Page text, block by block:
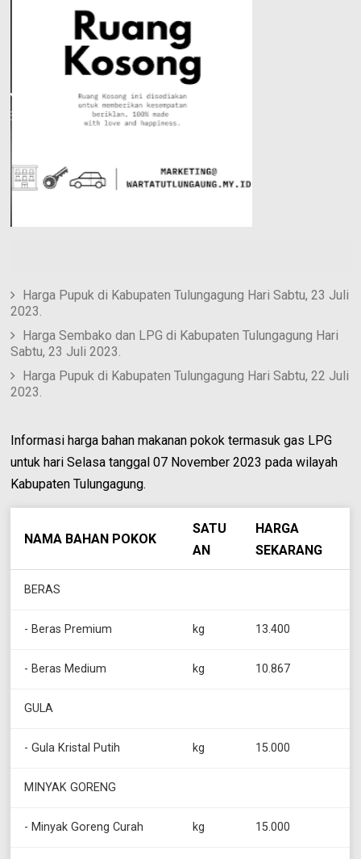
Harga Pupuk di Kabupaten Tulungagung Hari Sabtu, 23 Juli
2023.
Harga Sembako dan LPG di Kabupaten Tulungagung Hari
Sabtu, 23 Juli 2023.
Harga Pupuk di Kabupaten Tulungagung Hari Sabtu, 22 Juli
2023.
Informasi harga bahan makanan pokok termasuk gas LPG
untuk hari Selasa tanggal 07 November 2023 pada wilayah
Kabupaten Tulungagung.
NAMA BAHAN POKOK
SATU
AN
HARGA
SEKARANG
BERAS
- Beras Premium kg 13.400
- Beras Medium kg 10.867
GULA
- Gula Kristal Putih kg 15.000
MINYAK GORENG
- Minyak Goreng Curah kg 15.000